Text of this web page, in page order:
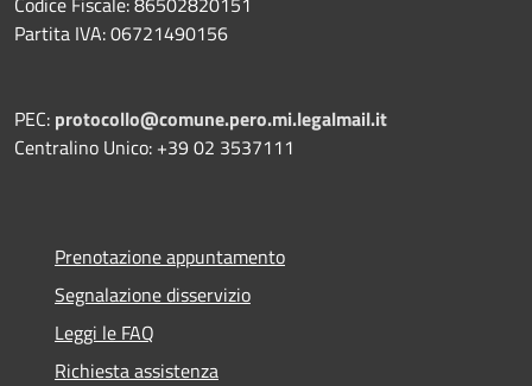
Partita IVA: 06721490156
PEC: protocollo@comune.pero.mi.legalmail.it
Centralino Unico: +39 02 3537111
Prenotazione appuntamento
Segnalazione disservizio
Leggi le FAQ
Richiesta assistenza